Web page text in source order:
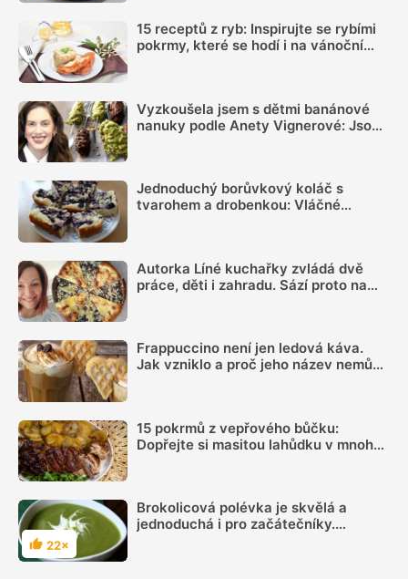
15 receptů z ryb: Inspirujte se rybími
pokrmy, které se hodí i na vánoční
Vyzkoušela jsem s dětmi banánové
nanuky podle Anety Vignerové: Jsou
Jednoduchý borůvkový koláč s
tvarohem a drobenkou: Vláčné
Autorka Líné kuchařky zvládá dvě
práce, děti i zahradu. Sází proto na
Frappuccino není jen ledová káva.
Jak vzniklo a proč jeho název nemůže
15 pokrmů z vepřového bůčku:
Dopřejte si masitou lahůdku v mnoha
Hodnocení
22×
Brokolicová polévka je skvělá a
jednoduchá i pro začátečníky.